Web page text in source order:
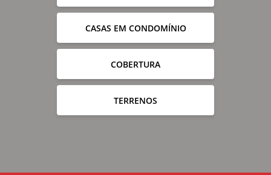
CASAS EM CONDOMÍNIO
COBERTURA
TERRENOS